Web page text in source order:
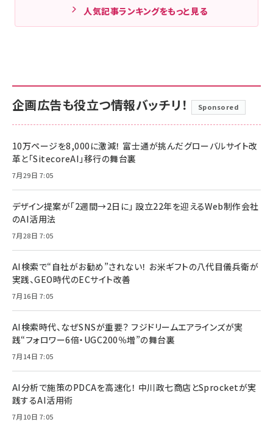
人気記事ランキングをもっと見る
企画広告も役立つ情報バッチリ！ Sponsored
10万ページを8,000に激減！ 富士通が挑んだグローバルサイト改
革と「SitecoreAI」移行の舞台裏
7月29日 7:05
デザイン提案が「2週間→2日に」 設立22年を迎えるWeb制作会社
のAI活用法
7月28日 7:05
AI検索で“自社がお勧め”されない！ お米ギフトの八代目儀兵衛が
実践、GEO時代のECサイト改善
7月16日 7:05
AI検索時代、なぜSNSが重要？ フジドリームエアラインズが実
践“フォロワー6倍・UGC200％増”の舞台裏
7月14日 7:05
AI分析で施策のPDCAを高速化！ 中川政七商店とSprocketが実
践するAI活用術
7月10日 7:05